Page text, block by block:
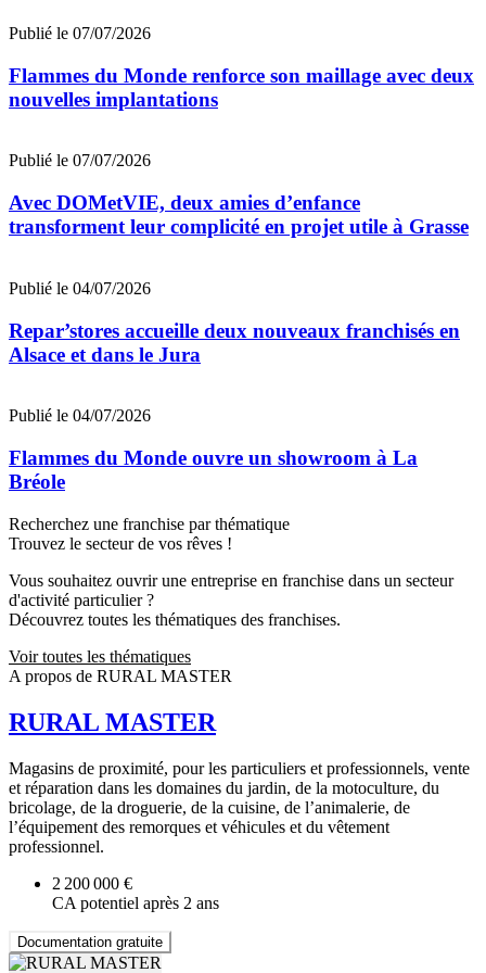
Publié le 07/07/2026
Flammes du Monde renforce son maillage avec deux
nouvelles implantations
Publié le 07/07/2026
Avec DOMetVIE, deux amies d’enfance
transforment leur complicité en projet utile à Grasse
Publié le 04/07/2026
Repar’stores accueille deux nouveaux franchisés en
Alsace et dans le Jura
Publié le 04/07/2026
Flammes du Monde ouvre un showroom à La
Bréole
Recherchez une franchise par thématique
Trouvez le secteur de vos rêves !
Vous souhaitez ouvrir une entreprise en franchise dans un secteur
d'activité particulier ?
Découvrez toutes les thématiques des franchises.
Voir toutes les thématiques
A propos de RURAL MASTER
RURAL MASTER
Magasins de proximité, pour les particuliers et professionnels, vente
et réparation dans les domaines du jardin, de la motoculture, du
bricolage, de la droguerie, de la cuisine, de l’animalerie, de
l’équipement des remorques et véhicules et du vêtement
professionnel.
2 200 000 €
CA potentiel après 2 ans
Documentation gratuite